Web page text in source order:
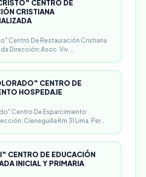
CENTRO DE
CRISTIANA
Centro De Restauración Cristiana
Dirección: Asoc. Viv. …
CENTRO DE
HOSPEDAJE
Centro De Esparcimiento
Cieneguilla Km 31 Lima, Per…
CENTRO DE EDUCACIÓN
INICIAL Y PRIMARIA